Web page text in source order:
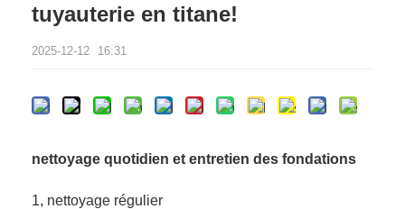
tuyauterie en titane!
2025-12-12 16:31
nettoyage quotidien et entretien des fondations
1, nettoyage régulier